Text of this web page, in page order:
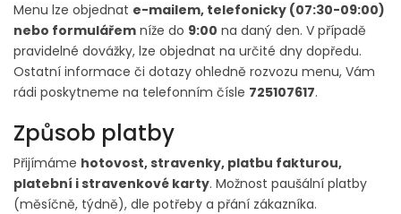
Menu lze objednat e-mailem, telefonicky (07:30-09:00)
nebo formulářem níže do 9:00 na daný den. V případě
pravidelné dovážky, lze objednat na určité dny dopředu.
Ostatní informace či dotazy ohledně rozvozu menu, Vám
rádi poskytneme na telefonním čísle 725107617.
Způsob platby
Přijímáme hotovost, stravenky, platbu fakturou,
platební i stravenkové karty. Možnost paušální platby
(měsíčně, týdně), dle potřeby a přání zákazníka.